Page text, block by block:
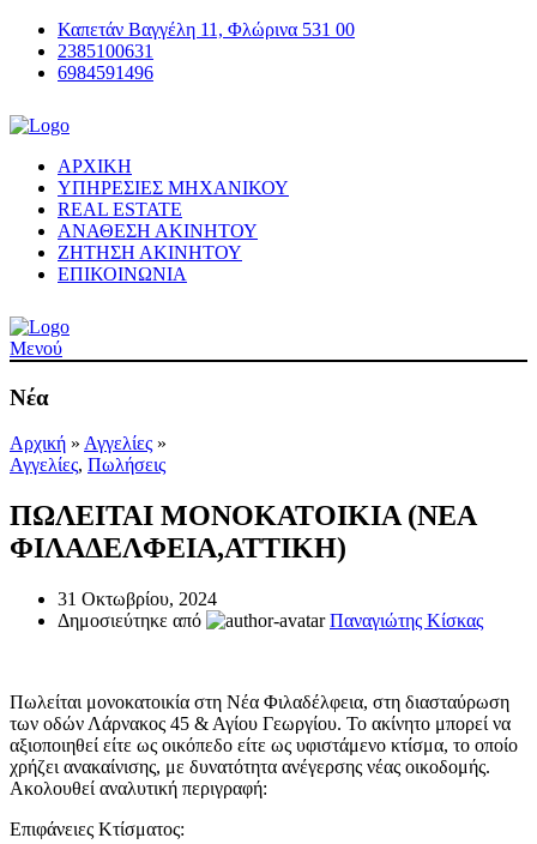
Καπετάν Βαγγέλη 11, Φλώρινα 531 00
2385100631
6984591496
ΑΡΧΙΚΗ
ΥΠΗΡΕΣΙΕΣ ΜΗΧΑΝΙΚΟΥ
REAL ESTATE
ΑΝΑΘΕΣΗ ΑΚΙΝΗΤΟΥ
ΖΗΤΗΣΗ ΑΚΙΝΗΤΟΥ
ΕΠΙΚΟΙΝΩΝΙΑ
Μενού
Νέα
Αρχική » Αγγελίες »
Αγγελίες, Πωλήσεις
ΠΩΛΕΙΤΑΙ ΜΟΝΟΚΑΤΟΙΚΙΑ (ΝΕΑ
ΦΙΛΑΔΕΛΦΕΙΑ,ΑΤΤΙΚΗ)
31 Οκτωβρίου, 2024
Δημοσιεύτηκε από
Παναγιώτης Κίσκας
Πωλείται μονοκατοικία στη Νέα Φιλαδέλφεια, στη διασταύρωση
των οδών Λάρνακος 45 & Αγίου Γεωργίου. Το ακίνητο μπορεί να
αξιοποιηθεί είτε ως οικόπεδο είτε ως υφιστάμενο κτίσμα, το οποίο
χρήζει ανακαίνισης, με δυνατότητα ανέγερσης νέας οικοδομής.
Ακολουθεί αναλυτική περιγραφή:
Επιφάνειες Κτίσματος: